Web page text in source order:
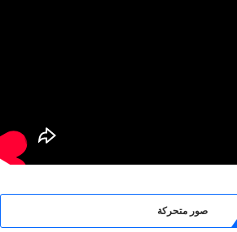
صور متحركة